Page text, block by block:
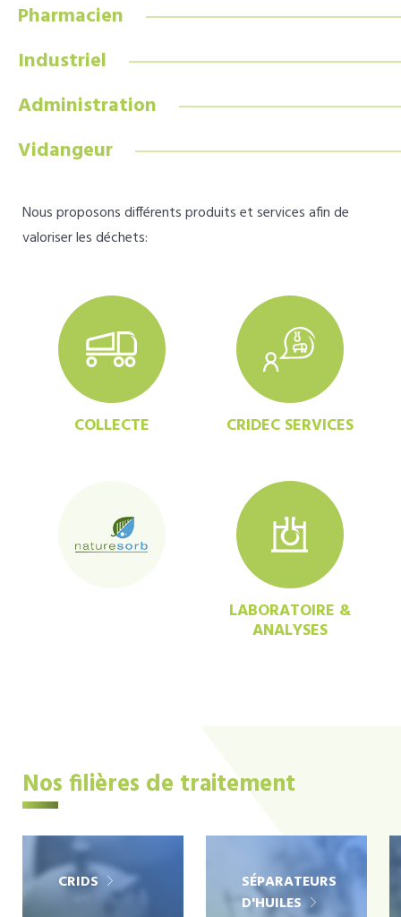
Pharmacien
Industriel
Administration
Vidangeur
Nous proposons différents produits et services afin de
valoriser les déchets:
COLLECTE CRIDEC SERVICES
LABORATOIRE &
ANALYSES
Nos filières de traitement
CRIDS
SÉPARATEURS
D'HUILES